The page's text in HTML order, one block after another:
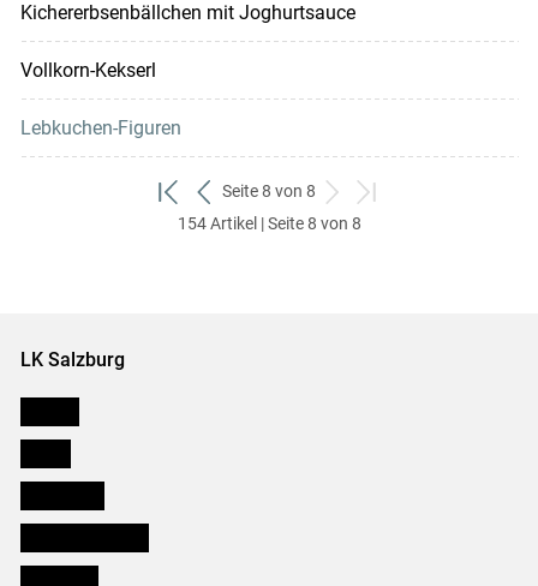
Kichererbsenbällchen mit Joghurtsauce
Vollkorn-Kekserl
Lebkuchen-Figuren
zum
ersten
zurück
zum
Seite 8 von 8
weiter
zum
zum
154 Artikel | Seite 8 von 8
LK Salzburg